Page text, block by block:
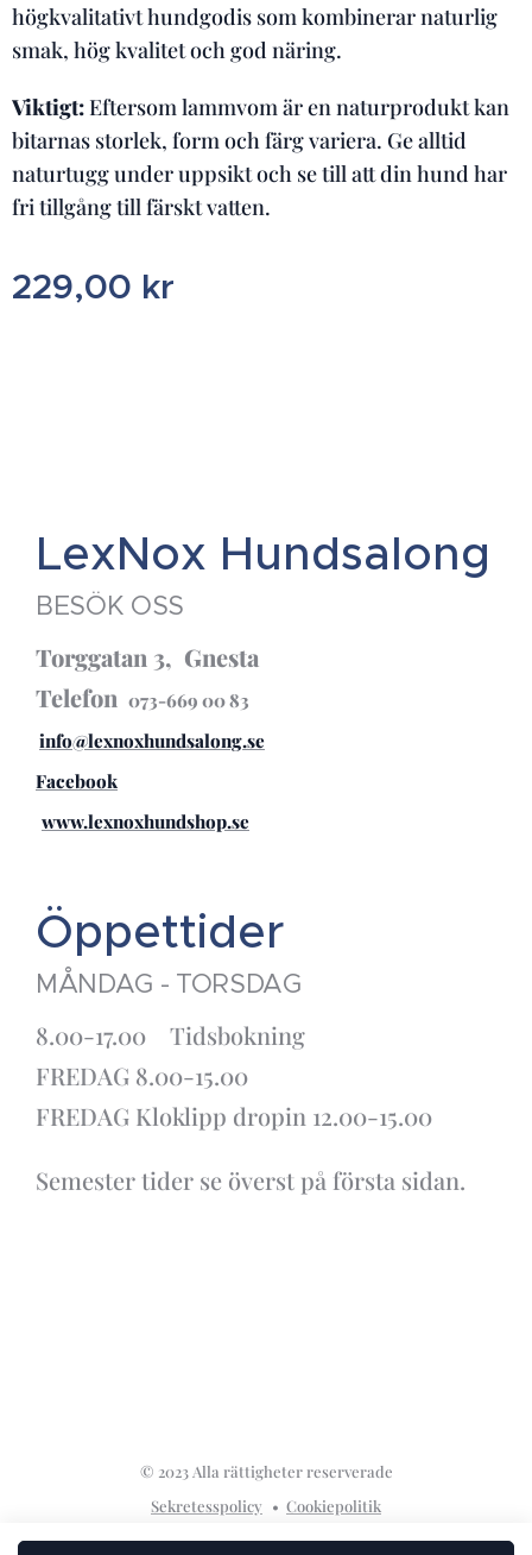
högkvalitativt hundgodis som kombinerar naturlig
smak, hög kvalitet och god näring.
Viktigt:Eftersom lammvom är en naturprodukt kan
bitarnas storlek, form och färg variera. Ge alltid
naturtugg under uppsikt och se till att din hund har
fri tillgång till färskt vatten.
229,00 kr
LexNox Hundsalong
BESÖK OSS
Torggatan 3, Gnesta
Telefon 073-669 00 83
info@lexnoxhundsalong.se
Facebook
www.lexnoxhundshop.se
Öppettider
MÅNDAG - TORSDAG
8.00-17.00 Tidsbokning
FREDAG 8.00-15.00
FREDAG Kloklipp dropin 12.00-15.00
Semester tider se överst på första sidan.
© 2023 Alla rättigheter reserverade
Sekretesspolicy
Cookiepolitik